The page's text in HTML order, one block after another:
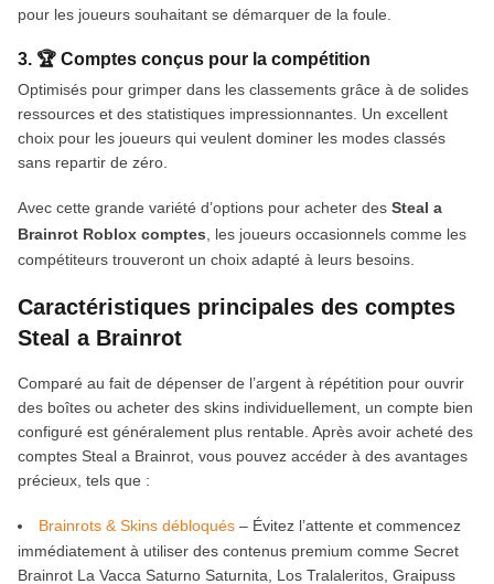
pour les joueurs souhaitant se démarquer de la foule.
3. 🏆 Comptes conçus pour la compétition
Optimisés pour grimper dans les classements grâce à de solides
ressources et des statistiques impressionnantes. Un excellent
choix pour les joueurs qui veulent dominer les modes classés
sans repartir de zéro.
Avec cette grande variété d’options pour acheter des Steal a
Brainrot Roblox comptes, les joueurs occasionnels comme les
compétiteurs trouveront un choix adapté à leurs besoins.
Caractéristiques principales des comptes
Steal a Brainrot
Comparé au fait de dépenser de l’argent à répétition pour ouvrir
des boîtes ou acheter des skins individuellement, un compte bien
configuré est généralement plus rentable. Après avoir acheté des
comptes Steal a Brainrot, vous pouvez accéder à des avantages
précieux, tels que :
Brainrots & Skins débloqués – Évitez l’attente et commencez
immédiatement à utiliser des contenus premium comme Secret
Brainrot La Vacca Saturno Saturnita, Los Tralaleritos, Graipuss